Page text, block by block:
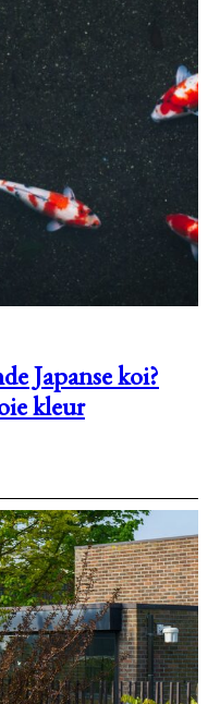
Japanse koi?
kleur